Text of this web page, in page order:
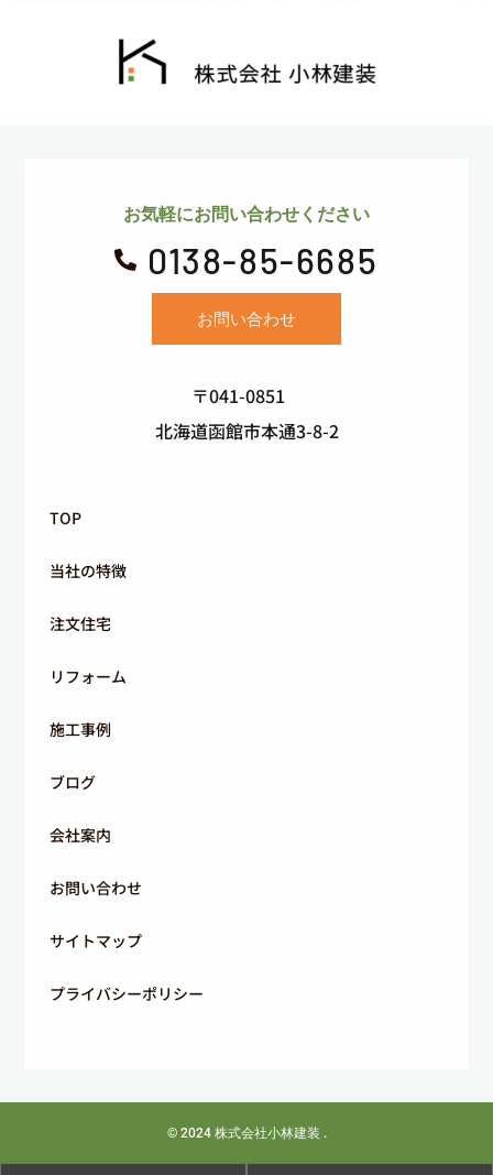
お気軽にお問い合わせください
 0138-85-6685
お問い合わせ
〒041-0851
北海道函館市本通3-8-2
TOP
当社の特徴
注文住宅
リフォーム
施工事例
ブログ
会社案内
お問い合わせ
サイトマップ
プライバシーポリシー
© 2024 株式会社小林建装 .